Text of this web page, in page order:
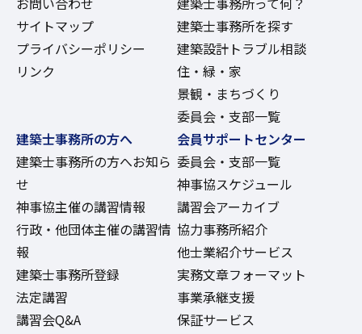
サイトマップ
プライバシーポリシー
リンク
建築士事務所を探す
建築設計トラブル相談
住・緑・家
景観・まちづくり
委員会・支部一覧
建築士事務所の方へ
建築士事務所の方へお知ら
せ
神事協主催の講習情報
行政・他団体主催の講習情
報
建築士事務所登録
法定講習
講習会Q&A
会員サポートセンター
委員会・支部一覧
神事協スケジュール
講習会アーカイブ
協力事務所紹介
他士業紹介サービス
実務文章フォーマット
事業承継支援
保証サービス